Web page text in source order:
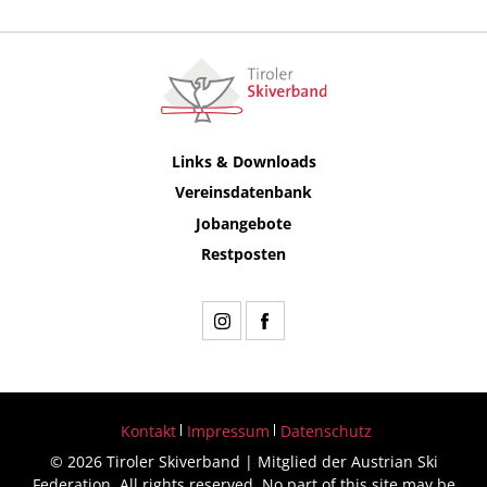
Links & Downloads
Vereinsdatenbank
Jobangebote
Restposten
Kontakt Impressum
Datenschutz
© 2026 Tiroler Skiverband | Mitglied der Austrian Ski